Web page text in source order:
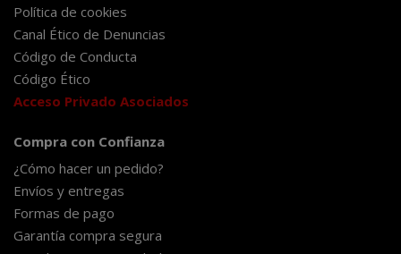
Política de cookies
Canal Ético de Denuncias
Código de Conducta
Código Ético
Acceso Privado Asociados
Compra con Confianza
¿Cómo hacer un pedido?
Envíos y entregas
Formas de pago
Garantía compra segura